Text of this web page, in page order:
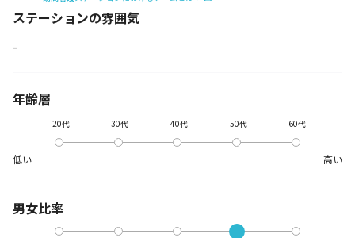
ステーションの雰囲気
-
年齢層
低い
20代 30代 40代 50代 60代
高い
男女比率